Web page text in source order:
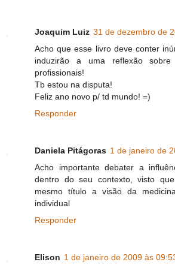
Joaquim Luiz 31 de dezembro de
Acho que esse livro deve conter
induzirão a uma reflexão
profissionais!
Tb estou na disputa!
Feliz ano novo p/ td mundo! =)
Responder
Daniela Pitágoras 1 de janeiro de
Acho importante debater a
dentro do seu contexto, visto
mesmo título a visão da
individual
Responder
Elison 1 de janeiro de 2009 às